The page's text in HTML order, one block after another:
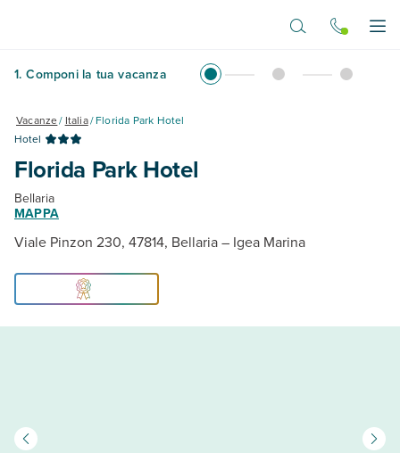
1. Componi la tua vacanza
Vacanze/ Italia/Florida Park Hotel
Hotel
Florida Park Hotel
Bellaria
MAPPA
Viale Pinzon 230, 47814, Bellaria – Igea Marina